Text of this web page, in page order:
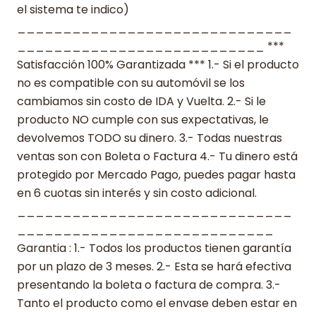
el sistema te indico)
___________________________ ***
Satisfacción 100% Garantizada *** 1.- Si el producto
no es compatible con su automóvil se los
cambiamos sin costo de IDA y Vuelta. 2.- Si le
producto NO cumple con sus expectativas, le
devolvemos TODO su dinero. 3.- Todas nuestras
ventas son con Boleta o Factura 4.- Tu dinero está
protegido por Mercado Pago, puedes pagar hasta
en 6 cuotas sin interés y sin costo adicional.
Garantia : 1.- Todos los productos tienen garantía
por un plazo de 3 meses. 2.- Esta se hará efectiva
presentando la boleta o factura de compra. 3.-
Tanto el producto como el envase deben estar en